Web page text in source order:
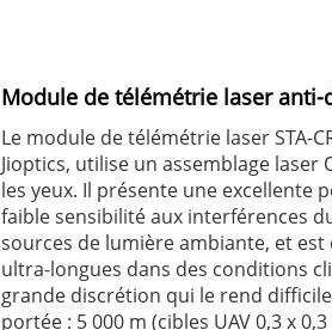
Module de télémétrie laser anti-
Le module de télémétrie laser STA-
Jioptics, utilise un assemblage laser
les yeux. Il présente une excellente
faible sensibilité aux interférences
sources de lumière ambiante, et
ultra-longues dans des conditions
grande discrétion qui le rend
portée : 5 000 m (cibles UAV 0,3 x